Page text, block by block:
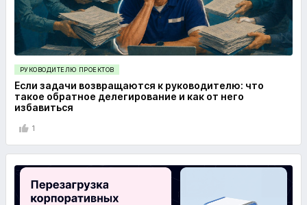
РУКОВОДИТЕЛЮ ПРОЕКТОВ
Если задачи возвращаются к руководителю: что
такое обратное делегирование и как от него
избавиться
1